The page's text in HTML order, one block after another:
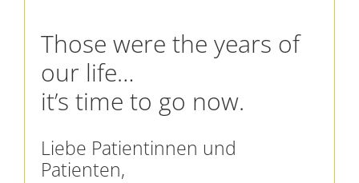
Those were the years of
our life…
it’s time to go now.
Liebe Patientinnen und
Patienten,